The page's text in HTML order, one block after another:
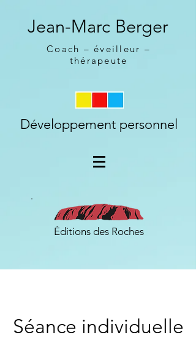
Jean-Marc Berger
Coach – éveilleur –
thérapeute
Développement personnel
Éditions des Roches
Séance individuelle